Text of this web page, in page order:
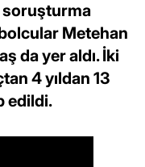
soruşturma
Metehan
da yer aldı. İki
4 yıldan 13
edildi.